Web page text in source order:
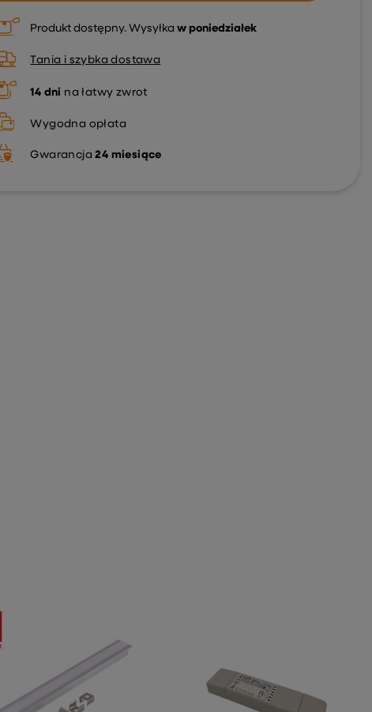
Produkt dostępny Wysyłkaw poniedziałek
Tania i szybka dostawa
14 dni na łatwy zwrot
Wygodna opłata
Gwarancja 24 miesiące